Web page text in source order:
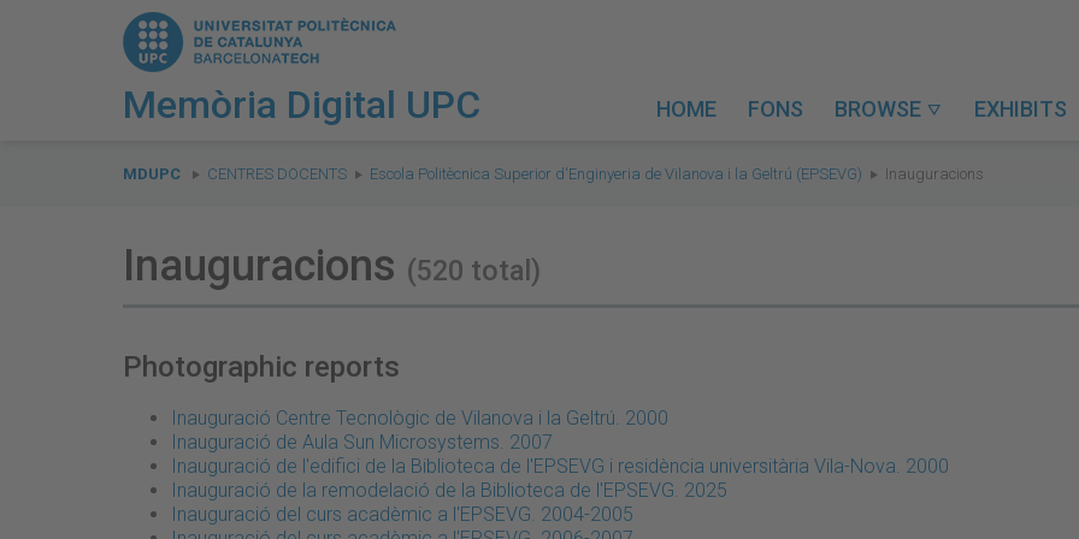
Memòria Digital UPC HOME FONS BROWSE  EXHIBITS
are
MDUPC CENTRES DOCENTS Escola Politècnica Superior d'Enginyeria de Vilanova i la Geltrú (EPSEVG) Inauguracions
Inauguracions (520 total)
Photographic reports
Inauguració Centre Tecnològic de Vilanova i la Geltrú. 2000
Inauguració de Aula Sun Microsystems. 2007
Inauguració de l'edifici de la Biblioteca de l'EPSEVG i residència universitària Vila-Nova. 2000
Inauguració de la remodelació de la Biblioteca de l'EPSEVG. 2025
Inauguració del curs acadèmic a l'EPSEVG. 2004-2005